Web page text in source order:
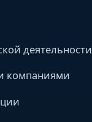
деятельности
компаниями